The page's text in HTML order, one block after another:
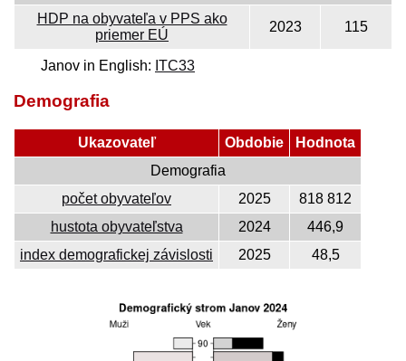
HDP na obyvateľa v PPS ako
priemer EÚ
2023 115
Janov in English: ITC33
Demografia
Ukazovateľ Obdobie
Hodnota
Demografia
počet obyvateľov
2025
818 812
hustota obyvateľstva
2024
446,9
index demografickej závislosti
2025 48,5